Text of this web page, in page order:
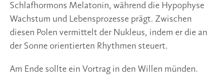
Schlafhormons Melatonin, während die Hypophyse
Wachstum und Lebensprozesse prägt. Zwischen
diesen Polen vermittelt der Nukleus, indem er die an
der Sonne orientierten Rhythmen steuert.
Am Ende sollte ein Vortrag in den Willen münden.